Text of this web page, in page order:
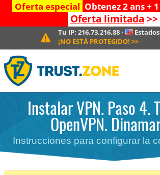
Oferta especial Obtenez 2 ans +
Oferta limitada >>
Tu IP:216.73.216.88 ·
¡NO ESTÁ PROTEGIDO! >>
Instalar VPN. Paso 4.
OpenVPN.
Instrucciones para configurar la